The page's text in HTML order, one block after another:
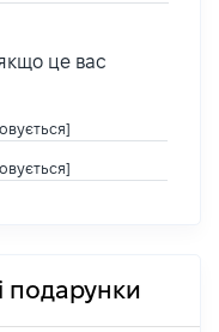
це вас
подарунки